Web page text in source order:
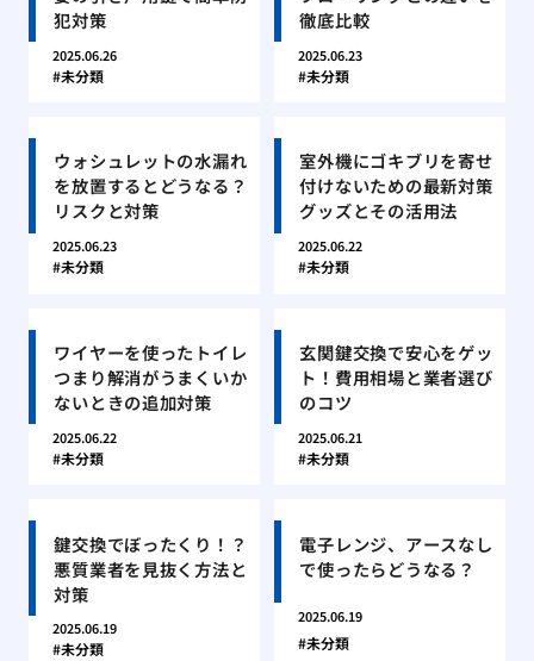
犯対策
2025.06.26
未分類
徹底比較
2025.06.23
未分類
ウォシュレットの水漏れ
を放置するとどうなる？
リスクと対策
2025.06.23
未分類
室外機にゴキブリを寄せ
付けないための最新対策
グッズとその活用法
2025.06.22
未分類
ワイヤーを使ったトイレ
つまり解消がうまくいか
ないときの追加対策
2025.06.22
未分類
玄関鍵交換で安心をゲッ
ト！費用相場と業者選び
のコツ
2025.06.21
未分類
鍵交換でぼったくり！？
悪質業者を見抜く方法と
対策
2025.06.19
未分類
電子レンジ、アースなし
で使ったらどうなる？
2025.06.19
未分類